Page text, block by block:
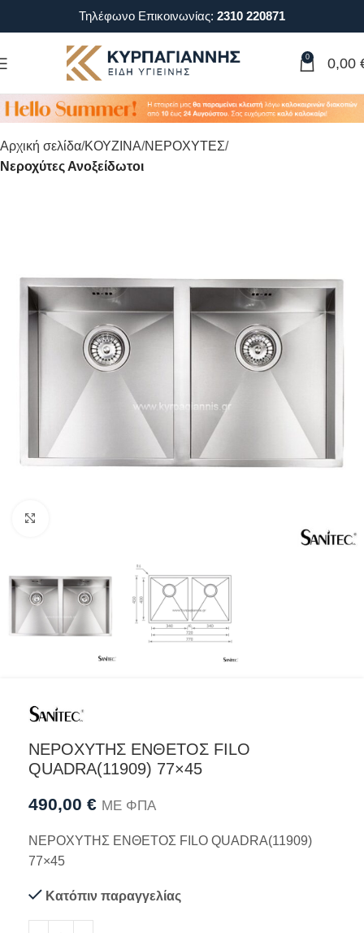
Τηλέφωνο Επικοινωνίας: 2310 220871
0 0,00
Αρχική σελίδα ΚΟΥΖΙΝΑ ΝΕΡΟΧΥΤΕΣ
Νεροχύτες Ανοξείδωτοι
ΝΕΡΟΧΥΤΗΣ ΕΝΘΕΤΟΣ FILO
QUADRA(11909) 77×45
490,00 € ΜΕ ΦΠΑ
ΝΕΡΟΧΥΤΗΣ ΕΝΘΕΤΟΣ FILO QUADRA(11909)
77×45
Κατόπιν παραγγελίας